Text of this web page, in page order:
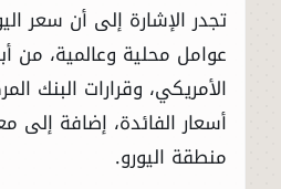
تجدر الإشارة إلى أن سعر
عوامل محلية وعالمية، من
الأمريكي، وقرارات البنك
أسعار الفائدة، إضافة
منطقة اليورو.